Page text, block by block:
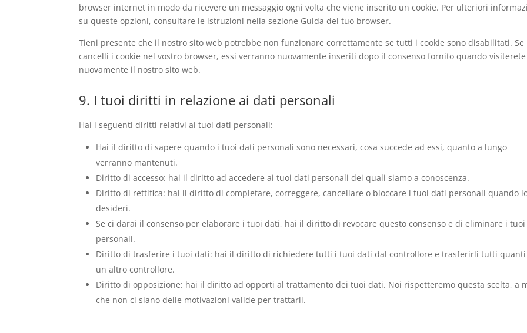
browser internet in modo da ricevere un messaggio ogni volta che viene inserito un cookie. Per ulteriori
su queste opzioni, consultare le istruzioni nella sezione Guida del tuo browser.
Tieni presente che il nostro sito web potrebbe non funzionare correttamente se tutti i cookie sono disabilitati. Se
cancelli i cookie nel vostro browser, essi verranno nuovamente inseriti dopo il consenso fornito quando visiterete
nuovamente il nostro sito web.
9. I tuoi diritti in relazione ai dati personali
Hai i seguenti diritti relativi ai tuoi dati personali:
Hai il diritto di sapere quando i tuoi dati personali sono necessari, cosa succede ad essi, quanto a lungo
verranno mantenuti.
Diritto di accesso: hai il diritto ad accedere ai tuoi dati personali dei quali siamo a conoscenza.
Diritto di rettifica: hai il diritto di completare, correggere, cancellare o bloccare i tuoi dati personali quando
desideri.
Se ci darai il consenso per elaborare i tuoi dati, hai il diritto di revocare questo consenso e di eliminare i
personali.
Diritto di trasferire i tuoi dati: hai il diritto di richiedere tutti i tuoi dati dal controllore e trasferirli tutti quanti
un altro controllore.
Diritto di opposizione: hai il diritto ad opporti al trattamento dei tuoi dati. Noi rispetteremo questa scelta, a
che non ci siano delle motivazioni valide per trattarli.